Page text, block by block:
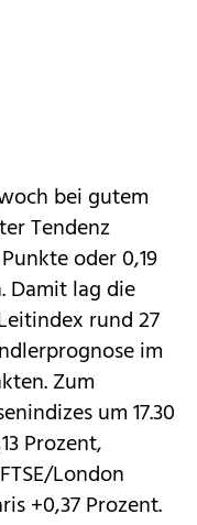
bei gutem
Tendenz
oder 0,19
Damit lag die
rund 27
im
Zum
um 17.30
Prozent,
London
+0,37 Prozent.